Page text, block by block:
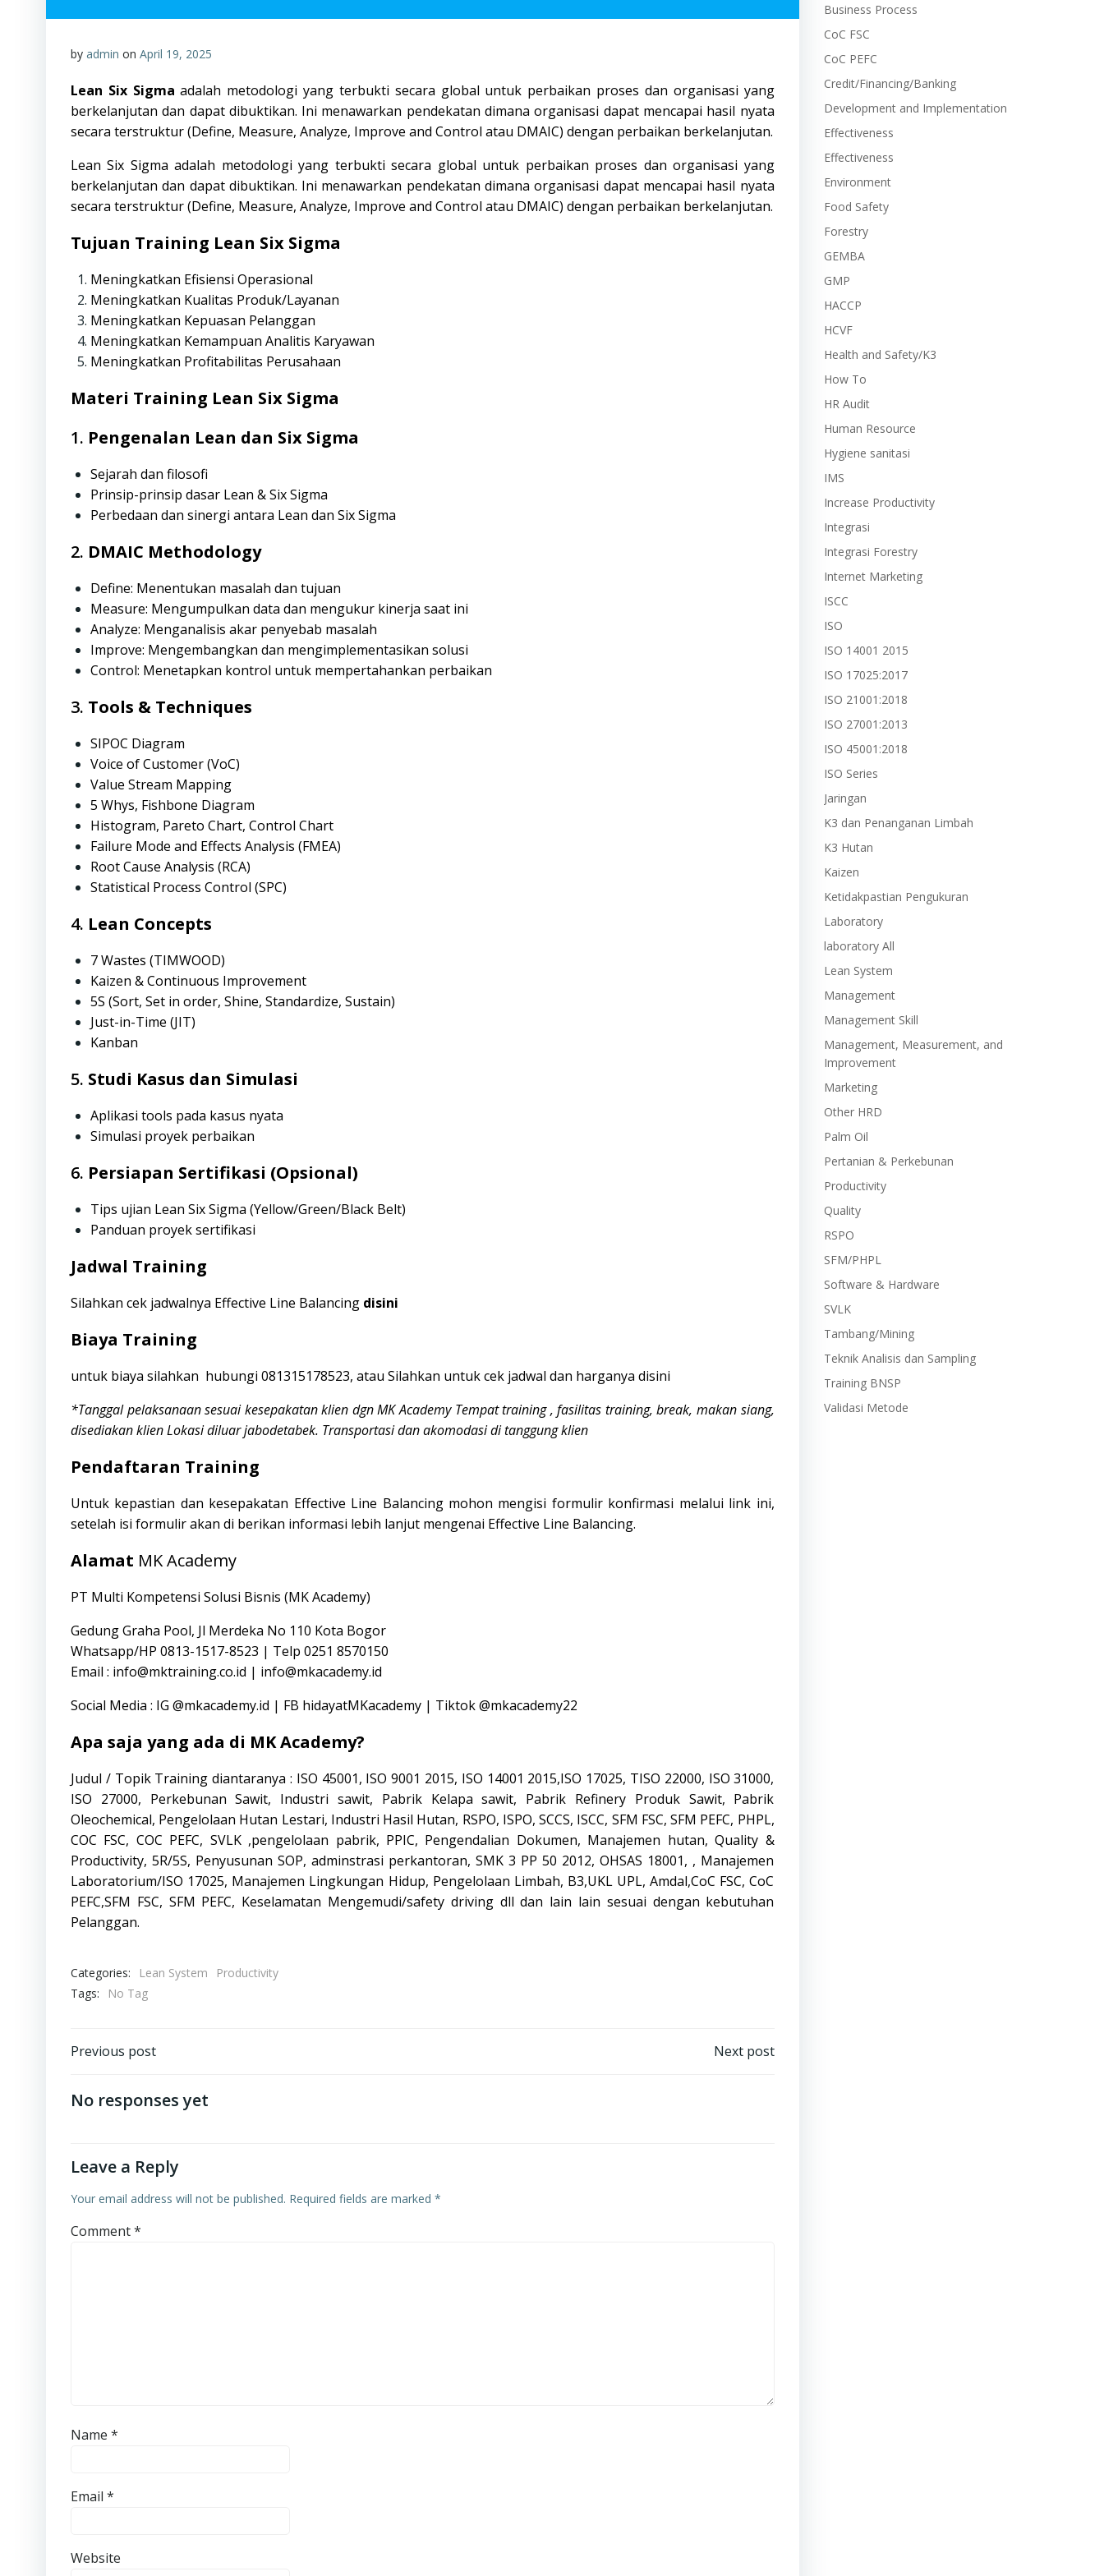
by admin on April 19, 2025
Lean Six Sigma adalah metodologi yang terbukti secara global untuk perbaikan proses dan organisasi yang
berkelanjutan dan dapat dibuktikan. Ini menawarkan pendekatan dimana organisasi dapat mencapai hasil nyata
secara terstruktur (Define, Measure, Analyze, Improve and Control atau DMAIC) dengan perbaikan berkelanjutan.
Lean Six Sigma adalah metodologi yang terbukti secara global untuk perbaikan proses dan organisasi yang
berkelanjutan dan dapat dibuktikan. Ini menawarkan pendekatan dimana organisasi dapat mencapai hasil nyata
secara terstruktur (Define, Measure, Analyze, Improve and Control atau DMAIC) dengan perbaikan berkelanjutan.
Tujuan Training Lean Six Sigma
Meningkatkan Efisiensi Operasional
Meningkatkan Kualitas Produk/Layanan
Meningkatkan Kepuasan Pelanggan
Meningkatkan Kemampuan Analitis Karyawan
Meningkatkan Profitabilitas Perusahaan
Materi Training Lean Six Sigma
1. Pengenalan Lean dan Six Sigma
Sejarah dan filosofi
Prinsip-prinsip dasar Lean & Six Sigma
Perbedaan dan sinergi antara Lean dan Six Sigma
2. DMAIC Methodology
Define: Menentukan masalah dan tujuan
Measure: Mengumpulkan data dan mengukur kinerja saat ini
Analyze: Menganalisis akar penyebab masalah
Improve: Mengembangkan dan mengimplementasikan solusi
Control: Menetapkan kontrol untuk mempertahankan perbaikan
3. Tools & Techniques
SIPOC Diagram
Voice of Customer (VoC)
Value Stream Mapping
5 Whys, Fishbone Diagram
Histogram, Pareto Chart, Control Chart
Failure Mode and Effects Analysis (FMEA)
Root Cause Analysis (RCA)
Statistical Process Control (SPC)
4. Lean Concepts
7 Wastes (TIMWOOD)
Kaizen & Continuous Improvement
5S (Sort, Set in order, Shine, Standardize, Sustain)
Just-in-Time (JIT)
Kanban
5. Studi Kasus dan Simulasi
Aplikasi tools pada kasus nyata
Simulasi proyek perbaikan
6. Persiapan Sertifikasi (Opsional)
Tips ujian Lean Six Sigma (Yellow/Green/Black Belt)
Panduan proyek sertifikasi
Jadwal Training
Silahkan cek jadwalnya Effective Line Balancing disini
Biaya Training
untuk biaya silahkan hubungi 081315178523, atau Silahkan untuk cek jadwal dan harganya disini
*Tanggal pelaksanaan sesuai kesepakatan klien dgn MK Academy Tempat training , fasilitas training, break, makan siang,
disediakan klienLokasi diluar jabodetabek. Transportasi dan akomodasi di tanggung klien
Pendaftaran Training
Untuk kepastian dan kesepakatan Effective Line Balancing mohon mengisi formulir konfirmasi melalui link ini,
setelah isi formulir akan di berikan informasi lebih lanjut mengenai Effective Line Balancing.
Alamat MK Academy
PT Multi Kompetensi Solusi Bisnis (MK Academy)
Gedung Graha Pool, Jl Merdeka No 110 Kota Bogor
Whatsapp/HP 0813-1517-8523 | Telp 0251 8570150
Email : info@mktraining.co.id | info@mkacademy.id
Social Media : IG @mkacademy.id | FB hidayatMKacademy | Tiktok@mkacademy22
Apa saja yang ada di MK Academy?
Judul / Topik Training diantaranya : ISO 45001, ISO 9001 2015, ISO 14001 2015,ISO 17025, TISO 22000, ISO 31000,
ISO 27000, Perkebunan Sawit, Industri sawit, Pabrik Kelapa sawit, Pabrik Refinery Produk Sawit, Pabrik
Oleochemical, Pengelolaan Hutan Lestari, Industri Hasil Hutan, RSPO, ISPO, SCCS, ISCC, SFM FSC, SFM PEFC, PHPL,
COC FSC, COC PEFC, SVLK ,pengelolaan pabrik, PPIC, Pengendalian Dokumen, Manajemen hutan, Quality &
Productivity, 5R/5S, Penyusunan SOP, adminstrasi perkantoran, SMK 3 PP 50 2012, OHSAS 18001, , Manajemen
Laboratorium/ISO 17025, Manajemen Lingkungan Hidup, Pengelolaan Limbah, B3,UKL UPL, Amdal,CoC FSC, CoC
PEFC,SFM FSC, SFM PEFC, Keselamatan Mengemudi/safety driving dll dan lain lain sesuai dengan kebutuhan
Pelanggan.
Categories: Lean System
Productivity
Tags:
No Tag
Post
navigation
Previous post Next post
No responses yet
Leave a Reply
Your email address will not be published. Required fields are marked *
Comment*
Name *
Email *
Website
Business Process
CoC FSC
CoC PEFC
Credit/Financing/Banking
Development and Implementation
Effectiveness
Effectiveness
Environment
Food Safety
Forestry
GEMBA
GMP
HACCP
HCVF
Health and Safety/K3
How To
HR Audit
Human Resource
Hygiene sanitasi
IMS
Increase Productivity
Integrasi
Integrasi Forestry
Internet Marketing
ISCC
ISO
ISO 14001 2015
ISO 17025:2017
ISO 21001:2018
ISO 27001:2013
ISO 45001:2018
ISO Series
Jaringan
K3 dan Penanganan Limbah
K3 Hutan
Kaizen
Ketidakpastian Pengukuran
Laboratory
laboratory All
Lean System
Management
Management Skill
Management, Measurement, and
Improvement
Marketing
Other HRD
Palm Oil
Pertanian & Perkebunan
Productivity
Quality
RSPO
SFM/PHPL
Software & Hardware
SVLK
Tambang/Mining
Teknik Analisis dan Sampling
Training BNSP
Validasi Metode